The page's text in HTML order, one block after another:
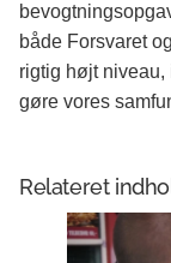
både Forsvaret
rigtig højt
gøre vores
Relateret